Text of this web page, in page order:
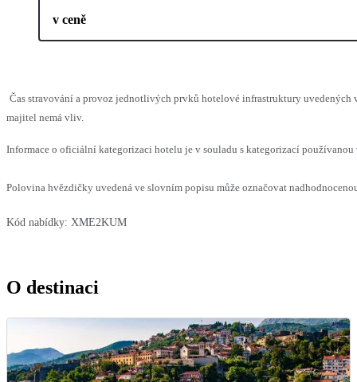
v ceně
Čas stravování a provoz jednotlivých prvků hotelové infrastruktury uvedených
majitel nemá vliv.
Informace o oficiální kategorizaci hotelu je v souladu s kategorizací
Polovina hvězdičky uvedená ve slovním popisu může označovat
Kód nabídky: XME2KUM
O destinaci